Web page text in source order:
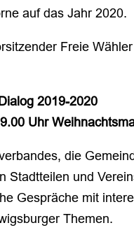
auf das Jahr 2020.
Freie
2019-2020
Uhr
die
Stadtteilen und
Gespräche mit
Themen.